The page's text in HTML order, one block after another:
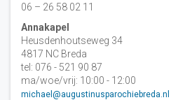
06 – 26 58 02 11
Annakapel
Heusdenhoutseweg 34
4817 NC Breda
tel: 076 - 521 90 87
ma/woe/vrij: 10:00 - 12:00
michael@augustinusparochiebreda.nl